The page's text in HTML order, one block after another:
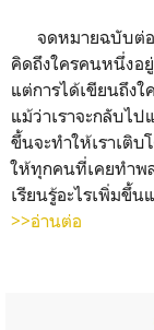
จดหมายฉบับต่อ
คิดถึงใครคนหนึ่งอ
แต่การได้เขียนถึงใ
แม้ว่าเราจะกลับไ
ขึ้นจะทำให้เราเติ
ให้ทุกคนที่เคยทำพล
เรียนรู้อะไรเพิ่มขึ้
>>อ่านต่อ